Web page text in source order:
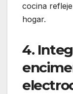
cocina
hogar.
4.